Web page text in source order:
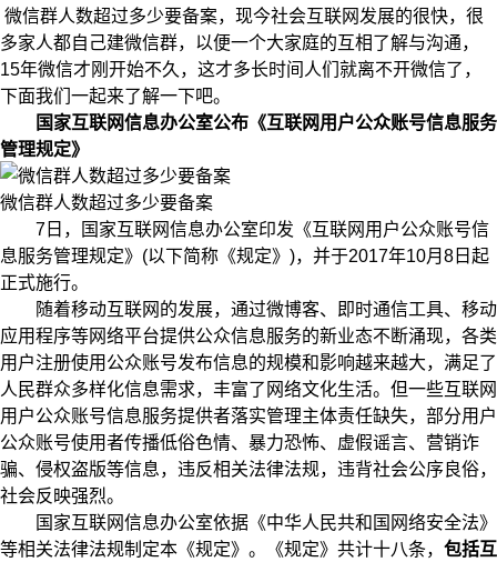
微信群人数超过多少要备案，现今社会互联网发展的很快，很
多家人都自己建微信群，以便一个大家庭的互相了解与沟通，
15年微信才刚开始不久，这才多长时间人们就离不开微信了，
下面我们一起来了解一下吧。
国家互联网信息办公室公布《互联网用户公众账号信息服务
管理规定》
微信群人数超过多少要备案
7日，国家互联网信息办公室印发《互联网用户公众账号信
息服务管理规定》(以下简称《规定》)，并于2017年10月8日起
正式施行。
随着移动互联网的发展，通过微博客、即时通信工具、移动
应用程序等网络平台提供公众信息服务的新业态不断涌现，各类
用户注册使用公众账号发布信息的规模和影响越来越大，满足了
人民群众多样化信息需求，丰富了网络文化生活。但一些互联网
用户公众账号信息服务提供者落实管理主体责任缺失，部分用户
公众账号使用者传播低俗色情、暴力恐怖、虚假谣言、营销诈
骗、侵权盗版等信息，违反相关法律法规，违背社会公序良俗，
社会反映强烈。
国家互联网信息办公室依据《中华人民共和国网络安全法》
等相关法律法规制定本《规定》。《规定》共计十八条， 包括互